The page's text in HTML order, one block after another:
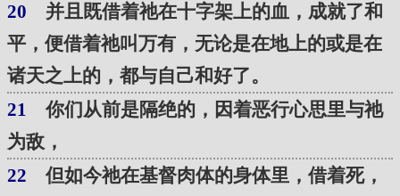
20 并且既借着祂在十字架上的血，成就了和
平，便借着祂叫万有，无论是在地上的或是在
诸天之上的，都与自己和好了。
21 你们从前是隔绝的，因着恶行心思里与祂
为敌，
22 但如今祂在基督肉体的身体里，借着死，